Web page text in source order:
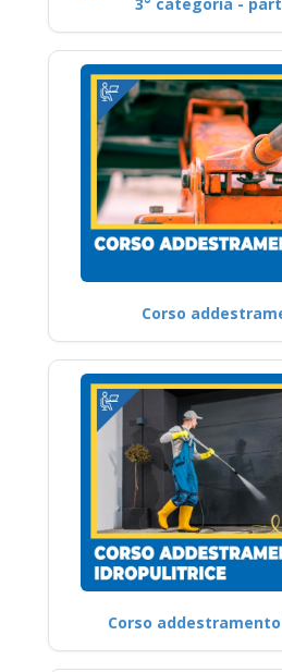
Corso
Corso